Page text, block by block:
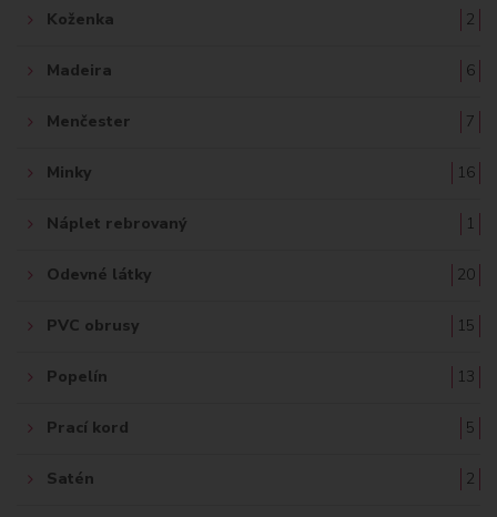
Koženka 2
Madeira 6
Menčester 7
Minky 16
Náplet rebrovaný 1
Odevné látky 20
PVC obrusy 15
Popelín 13
Prací kord 5
Satén 2